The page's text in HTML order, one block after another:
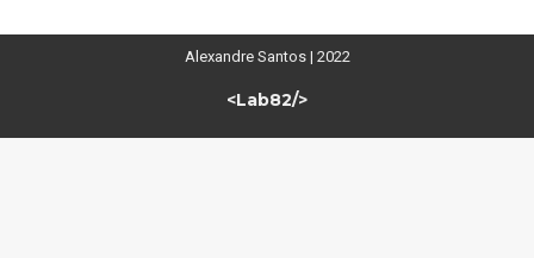
Alexandre Santos | 2022
<Lab82/>